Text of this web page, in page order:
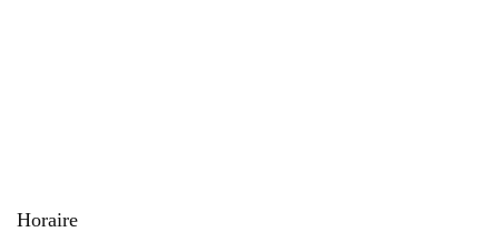
Horaire